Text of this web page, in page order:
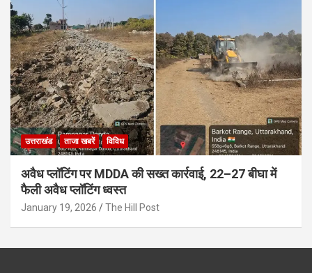
उत्तराखंड ताजा खबरें विविध
अवैध प्लॉटिंग पर MDDA की सख्त कार्रवाई, 22–27 बीघा में
फैली अवैध प्लॉटिंग ध्वस्त
January 19, 2026 The Hill Post